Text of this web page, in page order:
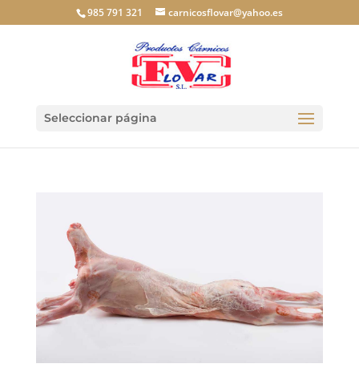
985 791 321 carnicosflovar@yahoo.es
Seleccionar página